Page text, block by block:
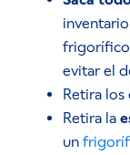
frigorífico
evitar el
Retira los
Retira la
un